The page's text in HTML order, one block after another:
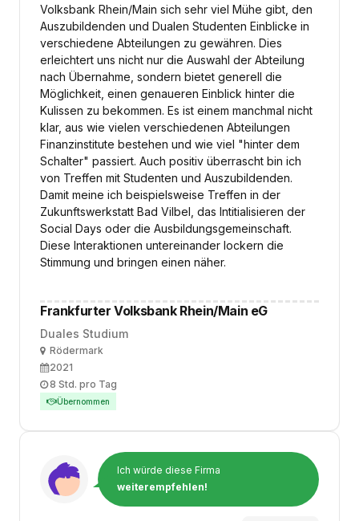
Volksbank Rhein/Main sich sehr viel Mühe gibt, den
Auszubildenden und Dualen Studenten Einblicke in
verschiedene Abteilungen zu gewähren. Dies
erleichtert uns nicht nur die Auswahl der Abteilung
nach Übernahme, sondern bietet generell die
Möglichkeit, einen genaueren Einblick hinter die
Kulissen zu bekommen. Es ist einem manchmal nicht
klar, aus wie vielen verschiedenen Abteilungen
Finanzinstitute bestehen und wie viel "hinter dem
Schalter" passiert. Auch positiv überrascht bin ich
von Treffen mit Studenten und Auszubildenden.
Damit meine ich beispielsweise Treffen in der
Zukunftswerkstatt Bad Vilbel, das Intitialisieren der
Social Days oder die Ausbildungsgemeinschaft.
Diese Interaktionen untereinander lockern die
Stimmung und bringen einen näher.
Frankfurter Volksbank Rhein/Main eG
Duales Studium
OrtRödermark
Ausbildungsbeginn
2021
Arbeitszeit
8 Std. pro Tag
Übernommen
Ich würde diese Firma
weiterempfehlen!